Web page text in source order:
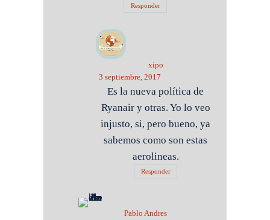
Responder
xipo
3 septiembre, 2017
Es la nueva política de
Ryanair y otras. Yo lo veo
injusto, si, pero bueno, ya
sabemos como son estas
aerolineas.
Responder
Pablo Andres